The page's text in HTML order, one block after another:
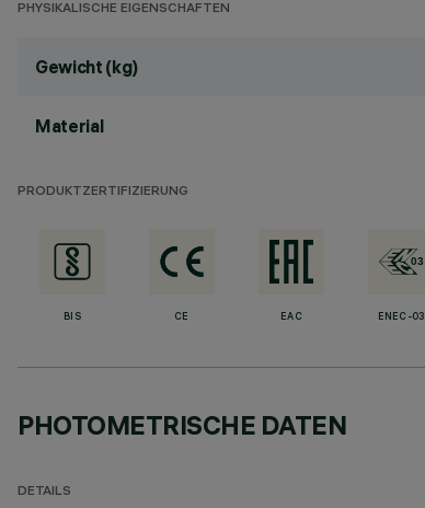
PHYSIKALISCHE EIGENSCHAFTEN
Gewicht (kg)
Material
PRODUKTZERTIFIZIERUNG
BIS CE EAC ENEC-03
PHOTOMETRISCHE DATEN
DETAILS